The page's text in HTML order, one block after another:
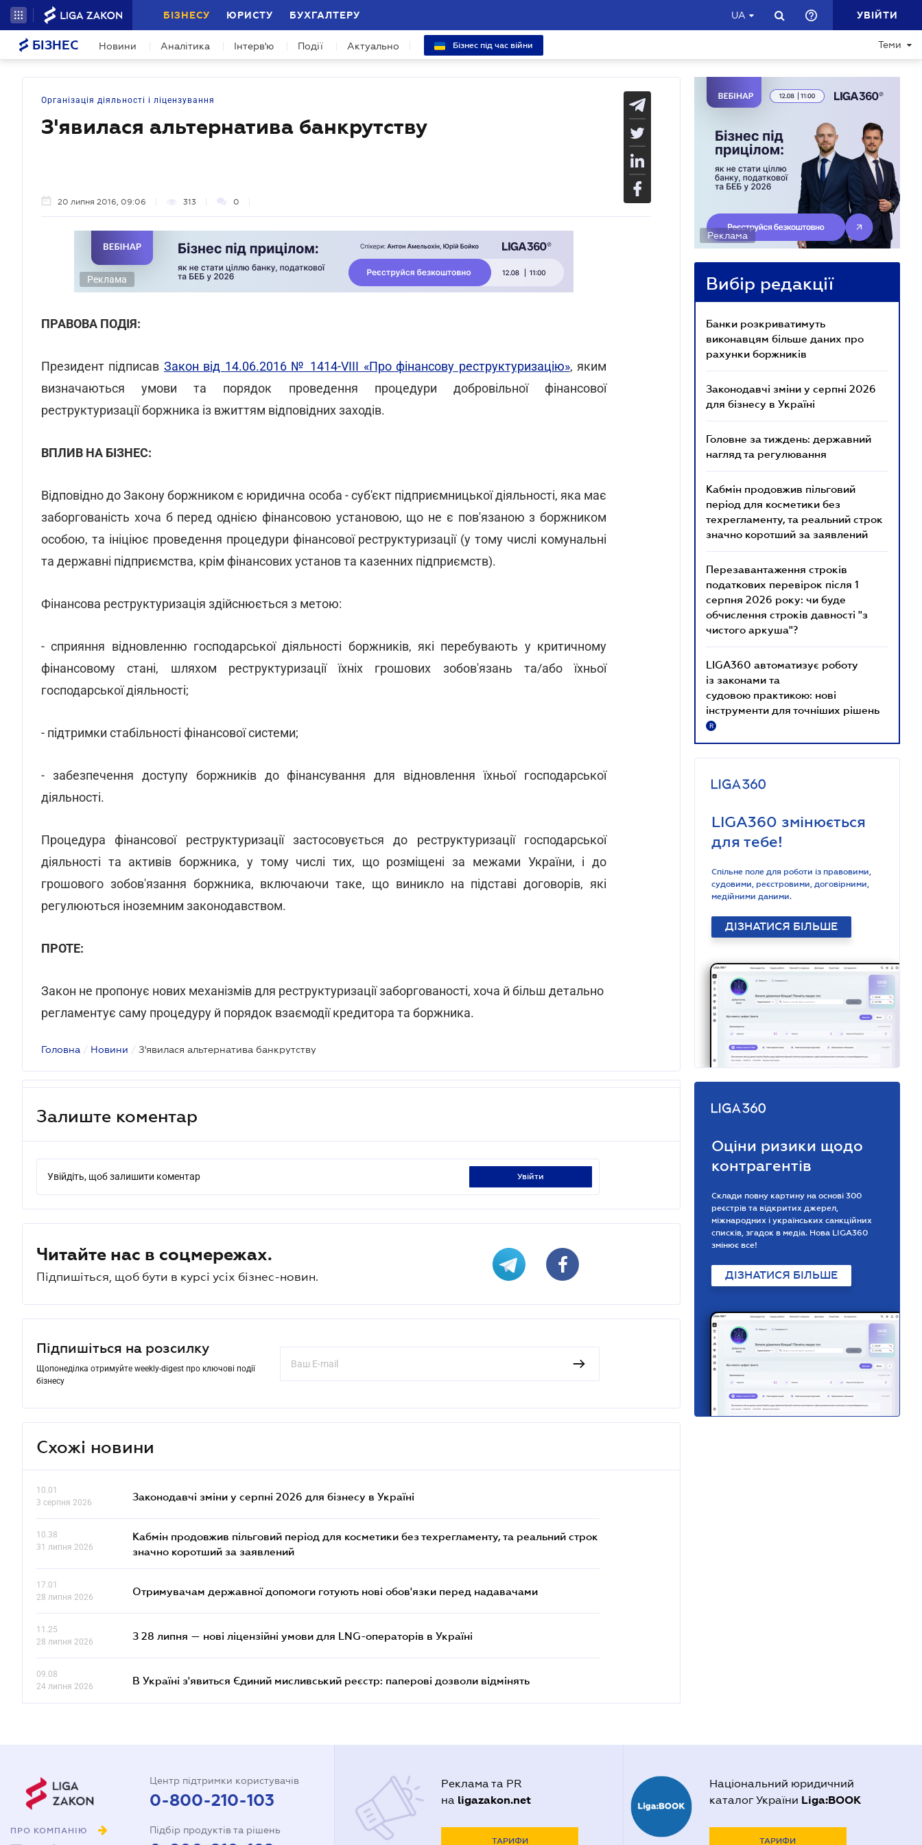
БІЗНЕСУ ЮРИСТУ БУХГАЛТЕРУ UA УВІЙТИ
БІЗНЕС Новини Аналітика Інтерв'ю Події Актуально Бізнес під час війни Теми
Організація діяльності і ліцензування
З'явилася альтернатива банкрутству
20 липня 2016, 09:06 313 0
Реклама
ПРАВОВА ПОДІЯ:
Президент підписав Закон від 14.06.2016 № 1414-VIII «Про фінансову реструктуризацію», яким
визначаються умови та порядок проведення процедури добровільної фінансової
реструктуризації боржника із вжиттям відповідних заходів.
ВПЛИВ НА БІЗНЕС:
Відповідно до Закону боржником є юридична особа - суб'єкт підприємницької діяльності, яка має
заборгованість хоча б перед однією фінансовою установою, що не є пов'язаною з боржником
особою, та ініціює проведення процедури фінансової реструктуризації (у тому числі комунальні
та державні підприємства, крім фінансових установ та казенних підприємств).
Фінансова реструктуризація здійснюється з метою:
- сприяння відновленню господарської діяльності боржників, які перебувають у критичному
фінансовому стані, шляхом реструктуризації їхніх грошових зобов'язань та/або їхньої
господарської діяльності;
- підтримки стабільності фінансової системи;
- забезпечення доступу боржників до фінансування для відновлення їхньої господарської
діяльності.
Процедура фінансової реструктуризації застосовується до реструктуризації господарської
діяльності та активів боржника, у тому числі тих, що розміщені за межами України, і до
грошового зобов'язання боржника, включаючи таке, що виникло на підставі договорів, які
регулюються іноземним законодавством.
ПРОТЕ:
Закон не пропонує нових механізмів для реструктуризації заборгованості, хоча й більш детально
регламентує саму процедуру й порядок взаємодії кредитора та боржника.
Головна / Новини / З'явилася альтернатива банкрутству
Залиште коментар
Увійдіть, щоб залишити коментар увійти
Читайте нас в соцмережах.
Підпишіться, щоб бути в курсі усіх бізнес-новин.
Підпишіться на розсилку
Щопонеділка отримуйте weekly-digest про ключові події
бізнесу
Схожі новини
10.01
3 серпня 2026
Законодавчі зміни у серпні 2026 для бізнесу в Україні
10.38
31 липня 2026
Кабмін продовжив пільговий період для косметики без техрегламенту, та реальний строк
значно коротший за заявлений
17.01
28 липня 2026
Отримувачам державної допомоги готують нові обов'язки перед надавачами
11.25
28 липня 2026
З 28 липня — нові ліцензійні умови для LNG-операторів в Україні
09.08
24 липня 2026
В Україні з'явиться Єдиний мисливський реєстр: паперові дозволи відмінять
Реклама
Вибір редакції
Банки розкриватимуть
виконавцям більше даних про
рахунки боржників
Законодавчі зміни у серпні 2026
для бізнесу в Україні
Головне за тиждень: державний
нагляд та регулювання
Кабмін продовжив пільговий
період для косметики без
техрегламенту, та реальний строк
значно коротший за заявлений
Перезавантаження строків
податкових перевірок після 1
серпня 2026 року: чи буде
обчислення строків давності "з
чистого аркуша"?
LIGA360 автоматизує роботу
із законами та
судовою практикою: нові
інструменти для точніших рішень
R
LIGA360 змінюється
для тебе!
Спільне поле для роботи із правовими,
судовими, реєстровими, договірними,
медійними даними.
ДІЗНАТИСЯ БІЛЬШЕ
Оціни ризики щодо
контрагентів
Склади повну картину на основі 300
реєстрів та відкритих джерел,
міжнародних і українських санкційних
списків, згадок в медіа. Нова LIGA360
змінює все!
ДІЗНАТИСЯ БІЛЬШЕ
ПРО КОМПАНІЮ
Центр підтримки користувачів
0-800-210-103
Підбір продуктів та рішень
Реклама та PR
на ligazakon.net
ТАРИФИ
Національний юридичний
каталог України Liga:BOOK
ТАРИФИ